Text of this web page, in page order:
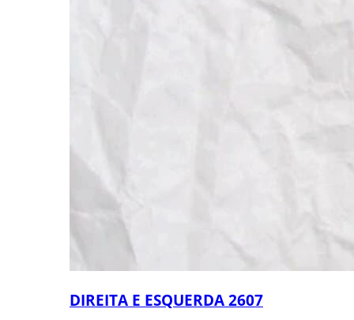
DIREITA E ESQUERDA 2607